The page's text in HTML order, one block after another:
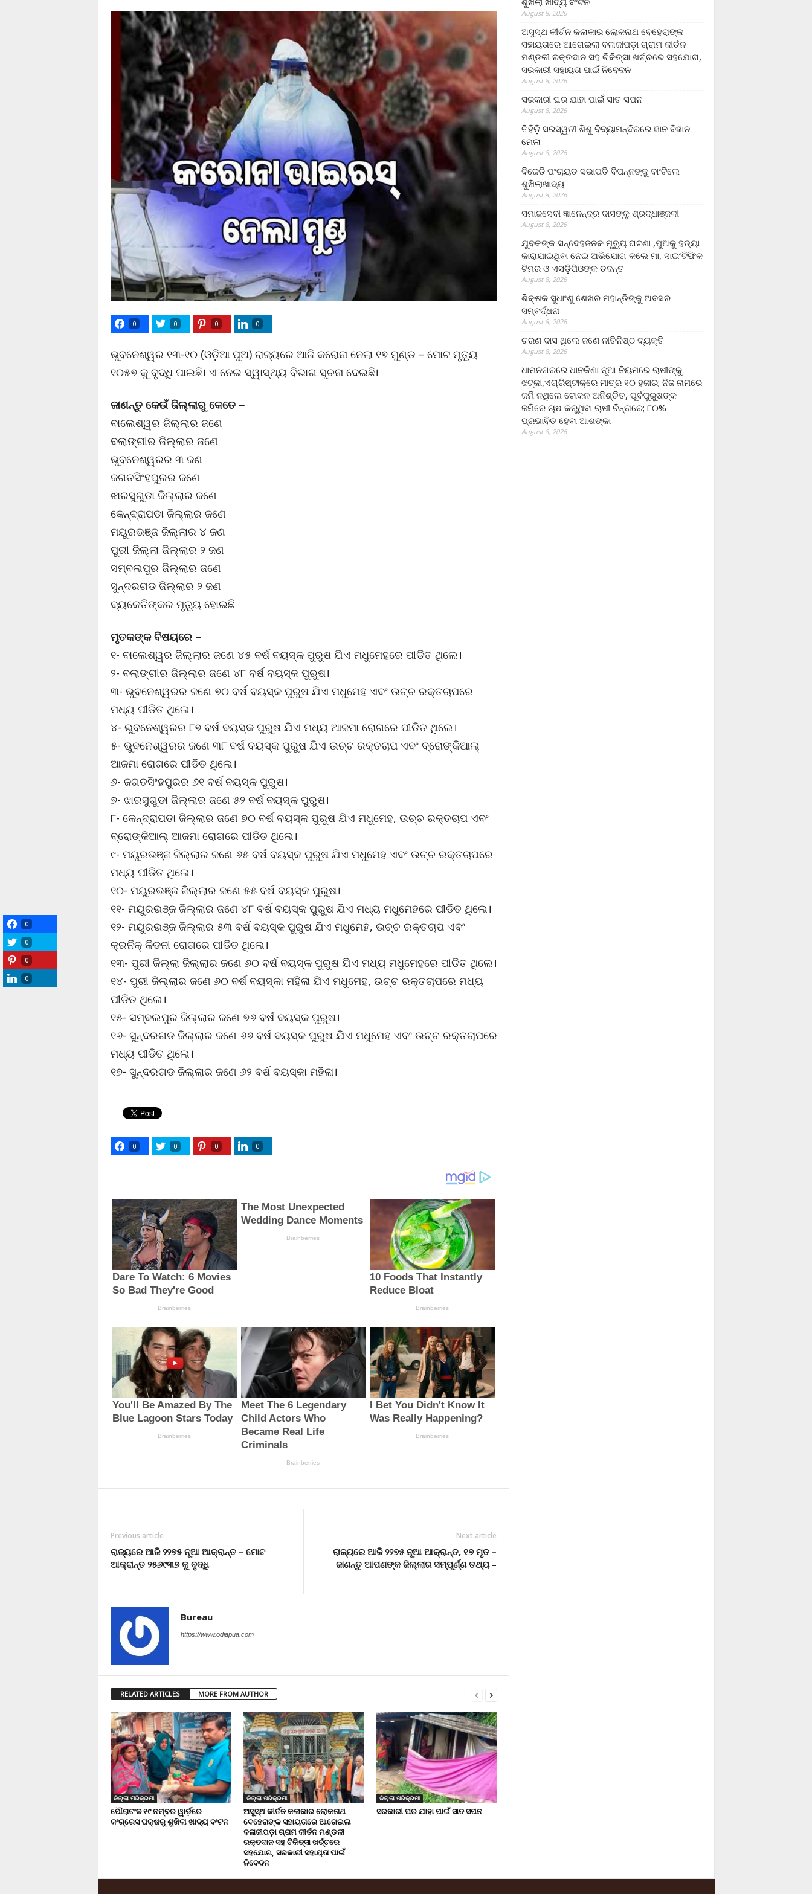
0 0 0 0
ଭୁବନେଶ୍ୱର ୧୩-୧୦ (ଓଡ଼ିଆ ପୁଅ) ରାଜ୍ୟରେ ଆଜି କରୋନା ନେଲା ୧୭ ମୁଣ୍ଡ – ମୋଟ ମୃତ୍ୟୁ
୧୦୫୭ କୁ ବୃଦ୍ଧି ପାଇଛି। ଏ ନେଇ ସ୍ୱାସ୍ଥ୍ୟ ବିଭାଗ ସୂଚନା ଦେଇଛି।
ଜାଣନ୍ତୁ କେଉଁ ଜିଲ୍ଲାରୁ କେତେ –
ବାଲେଶ୍ୱର ଜିଲ୍ଲାର ଜଣେ
ବଲାଙ୍ଗୀର ଜିଲ୍ଲାର ଜଣେ
ଭୁବନେଶ୍ୱରର ୩ ଜଣ
ଜଗତସିଂହପୁରର ଜଣେ
ଝାରସୁଗୁଡା ଜିଲ୍ଲାର ଜଣେ
କେନ୍ଦ୍ରାପଡା ଜିଲ୍ଲାର ଜଣେ
ମୟୁରଭଞ୍ଜ ଜିଲ୍ଲାର ୪ ଜଣ
ପୁରୀ ଜିଲ୍ଲା ଜିଲ୍ଲାର ୨ ଜଣ
ସମ୍ବଲପୁର ଜିଲ୍ଲାର ଜଣେ
ସୁନ୍ଦରଗଡ ଜିଲ୍ଲାର ୨ ଜଣ
ବ୍ୟକେତିଙ୍କର ମୃତ୍ୟୁ ହୋଇଛି
ମୃତକଙ୍କ ବିଷୟରେ –
୧- ବାଲେଶ୍ୱର ଜିଲ୍ଲାର ଜଣେ ୪୫ ବର୍ଷ ବୟସ୍କ ପୁରୁଷ ଯିଏ ମଧୁମେହରେ ପୀଡିତ ଥିଲେ।
୨- ବଲାଙ୍ଗୀର ଜିଲ୍ଲାର ଜଣେ ୪୮ ବର୍ଷ ବୟସ୍କ ପୁରୁଷ।
୩- ଭୁବନେଶ୍ୱରର ଜଣେ ୭୦ ବର୍ଷ ବୟସ୍କ ପୁରୁଷ ଯିଏ ମଧୁମେହ ଏବଂ ଉଚ୍ଚ ରକ୍ତଚାପରେ
ମଧ୍ୟ ପୀଡିତ ଥିଲେ।
୪- ଭୁବନେଶ୍ୱରର ୮୭ ବର୍ଷ ବୟସ୍କ ପୁରୁଷ ଯିଏ ମଧ୍ୟ ଆଜମା ରୋଗରେ ପୀଡିତ ଥିଲେ।
୫- ଭୁବନେଶ୍ୱରର ଜଣେ ୩୮ ବର୍ଷ ବୟସ୍କ ପୁରୁଷ ଯିଏ ଉଚ୍ଚ ରକ୍ତଚାପ ଏବଂ ବ୍ରୋଙ୍କିଆଲ୍
ଆଜମା ରୋଗରେ ପୀଡିତ ଥିଲେ।
୬- ଜଗତସିଂହପୁରର ୬୧ ବର୍ଷ ବୟସ୍କ ପୁରୁଷ।
୭- ଝାରସୁଗୁଡା ଜିଲ୍ଲାର ଜଣେ ୫୨ ବର୍ଷ ବୟସ୍କ ପୁରୁଷ।
୮- କେନ୍ଦ୍ରାପଡା ଜିଲ୍ଲାର ଜଣେ ୭୦ ବର୍ଷ ବୟସ୍କ ପୁରୁଷ ଯିଏ ମଧୁମେହ, ଉଚ୍ଚ ରକ୍ତଚାପ ଏବଂ
ବ୍ରୋଙ୍କିଆଲ୍ ଆଜମା ରୋଗରେ ପୀଡିତ ଥିଲେ।
୯- ମୟୁରଭଞ୍ଜ ଜିଲ୍ଲାର ଜଣେ ୬୫ ବର୍ଷ ବୟସ୍କ ପୁରୁଷ ଯିଏ ମଧୁମେହ ଏବଂ ଉଚ୍ଚ ରକ୍ତଚାପରେ
ମଧ୍ୟ ପୀଡିତ ଥିଲେ।
୧୦- ମୟୁରଭଞ୍ଜ ଜିଲ୍ଲାର ଜଣେ ୫୫ ବର୍ଷ ବୟସ୍କ ପୁରୁଷ।
୧୧- ମୟୁରଭଞ୍ଜ ଜିଲ୍ଲାର ଜଣେ ୪୮ ବର୍ଷ ବୟସ୍କ ପୁରୁଷ ଯିଏ ମଧ୍ୟ ମଧୁମେହରେ ପୀଡିତ ଥିଲେ।
୧୨- ମୟୁରଭଞ୍ଜ ଜିଲ୍ଲାର ୫୩ ବର୍ଷ ବୟସ୍କ ପୁରୁଷ ଯିଏ ମଧୁମେହ, ଉଚ୍ଚ ରକ୍ତଚାପ ଏବଂ
କ୍ରନିକ୍ କିଡନୀ ରୋଗରେ ପୀଡିତ ଥିଲେ।
୧୩- ପୁରୀ ଜିଲ୍ଲା ଜିଲ୍ଲାର ଜଣେ ୬୦ ବର୍ଷ ବୟସ୍କ ପୁରୁଷ ଯିଏ ମଧ୍ୟ ମଧୁମେହରେ ପୀଡିତ ଥିଲେ।
୧୪- ପୁରୀ ଜିଲ୍ଲାର ଜଣେ ୬୦ ବର୍ଷ ବୟସ୍କା ମହିଳା ଯିଏ ମଧୁମେହ, ଉଚ୍ଚ ରକ୍ତଚାପରେ ମଧ୍ୟ
ପୀଡିତ ଥିଲେ।
୧୫- ସମ୍ବଲପୁର ଜିଲ୍ଲାର ଜଣେ ୭୬ ବର୍ଷ ବୟସ୍କ ପୁରୁଷ।
୧୬- ସୁନ୍ଦରଗଡ ଜିଲ୍ଲାର ଜଣେ ୬୬ ବର୍ଷ ବୟସ୍କ ପୁରୁଷ ଯିଏ ମଧୁମେହ ଏବଂ ଉଚ୍ଚ ରକ୍ତଚାପରେ
ମଧ୍ୟ ପୀଡିତ ଥିଲେ।
୧୭- ସୁନ୍ଦରଗଡ ଜିଲ୍ଲାର ଜଣେ ୬୨ ବର୍ଷ ବୟସ୍କା ମହିଳା।
0 0 0 0
Previous article
ରାଜ୍ୟରେ ଆଜି ୨୨୭୫ ନୂଆ ଆକ୍ରାନ୍ତ – ମୋଟ
ଆକ୍ରାନ୍ତ ୨୫୬୯୩୭ କୁ ବୃଦ୍ଧି
Next article
ରାଜ୍ୟରେ ଆଜି ୨୨୭୫ ନୂଆ ଆକ୍ରାନ୍ତ, ୧୭ ମୃତ –
ଜାଣନ୍ତୁ ଆପଣଙ୍କ ଜିଲ୍ଲାର ସମ୍ପୂର୍ଣ୍ଣ ତଥ୍ୟ –
Bureau
https://www.odiapua.com
RELATED ARTICLES MORE FROM AUTHOR
ଜିଲ୍ଲା ପରିକ୍ରମା
ପୌରାଚଂଳ ୧୯ ନମ୍ବର ୱାର୍ଡ଼ରେ
କଂଗ୍ରେସ ପକ୍ଷରୁ ଶୁଖିଲା ଖାଦ୍ୟ ବଂଟନ
ଜିଲ୍ଲା ପରିକ୍ରମା
ଅସୁସ୍ଥ କୀର୍ତନ କଳାକାର ଲୋକନାଥ
ବେହେରାଙ୍କ ସହାୟତାରେ ଆଗେଇଲା
ବଳାଜୀପଡ଼ା ଗ୍ରାମ କୀର୍ତନ ମଣ୍ଡଳୀ
ରକ୍ତଦାନ ସହ ଚିକିତ୍ସା ଖର୍ଚ୍ଚରେ
ସହଯୋଗ, ସରକାରୀ ସହାୟତା ପାଇଁ
ନିବେଦନ
ଜିଲ୍ଲା ପରିକ୍ରମା
ସରକାରୀ ଘର ଯାହା ପାଇଁ ସାତ ସପନ
August 8, 2026
ଅସୁସ୍ଥ କୀର୍ତନ କଳାକାର ଲୋକନାଥ ବେହେରାଙ୍କ
ସହାୟତାରେ ଆଗେଇଲା ବଳାଜୀପଡ଼ା ଗ୍ରାମ କୀର୍ତନ
ମଣ୍ଡଳୀ ରକ୍ତଦାନ ସହ ଚିକିତ୍ସା ଖର୍ଚ୍ଚରେ ସହଯୋଗ,
ସରକାରୀ ସହାୟତା ପାଇଁ ନିବେଦନ
August 8, 2026
ସରକାରୀ ଘର ଯାହା ପାଇଁ ସାତ ସପନ
August 8, 2026
ତିହିଡି଼ ସରସ୍ୱତୀ ଶିଶୁ ବିଦ୍ୟାମନ୍ଦିରରେ ଜ୍ଞାନ ବିଜ୍ଞାନ
ମେଳା
August 8, 2026
ବିଜେଡି ପଂଚାୟତ ସଭାପତି ବିପନ୍ନଙ୍କୁ ବାଂଟିଲେ
ଶୁଖିଲାଖାଦ୍ୟ
August 8, 2026
ସମାଜସେବୀ ଜ୍ଞାନେନ୍ଦ୍ର ଦାସଙ୍କୁ ଶ୍ରଦ୍ଧାଞ୍ଜଳୀ
August 8, 2026
ଯୁବକଙ୍କ ସନ୍ଦେହଜନକ ମୃତ୍ୟୁ ଘଟଣା ,ପୁଅକୁ ହତ୍ୟା
କାରାଯାଇଥିବା ନେଇ ଅଭିଯୋଗ କଲେ ମା, ସାଇଂଟିଫିକ
ଟିମର ଓ ଏସଡ଼ିପିଓଙ୍କ ତଦନ୍ତ
August 8, 2026
ଶିକ୍ଷକ ସୁଧାଂଶୁ ଶେଖର ମହାନ୍ତିଙ୍କୁ ଅବସର
ସମ୍ବର୍ଦ୍ଧନା
August 8, 2026
ଚରଣ ଦାସ ଥିଲେ ଜଣେ ନୀତିନିଷ୍ଠ ବ୍ୟକ୍ତି
August 8, 2026
ଧାମନଗରରେ ଧାନକିଣା ନୂଆ ନିୟମରେ ଚାଷୀଙ୍କୁ
ଝଟ୍‌କା,ଏଗ୍ରିଷ୍ଟାକ୍‌ରେ ମାତ୍ର ୧୦ ହଜାର; ନିଜ ନାମରେ
ଜମି ନଥିଲେ ଟୋକନ ଅନିଶ୍ଚିତ, ପୂର୍ବପୁରୁଷଙ୍କ
ଜମିରେ ଚାଷ କରୁଥିବା ଚାଷୀ ଚିନ୍ତାରେ; ୮୦%
ପ୍ରଭାବିତ ହେବା ଆଶଙ୍କା
August 8, 2026
0
0
0
0